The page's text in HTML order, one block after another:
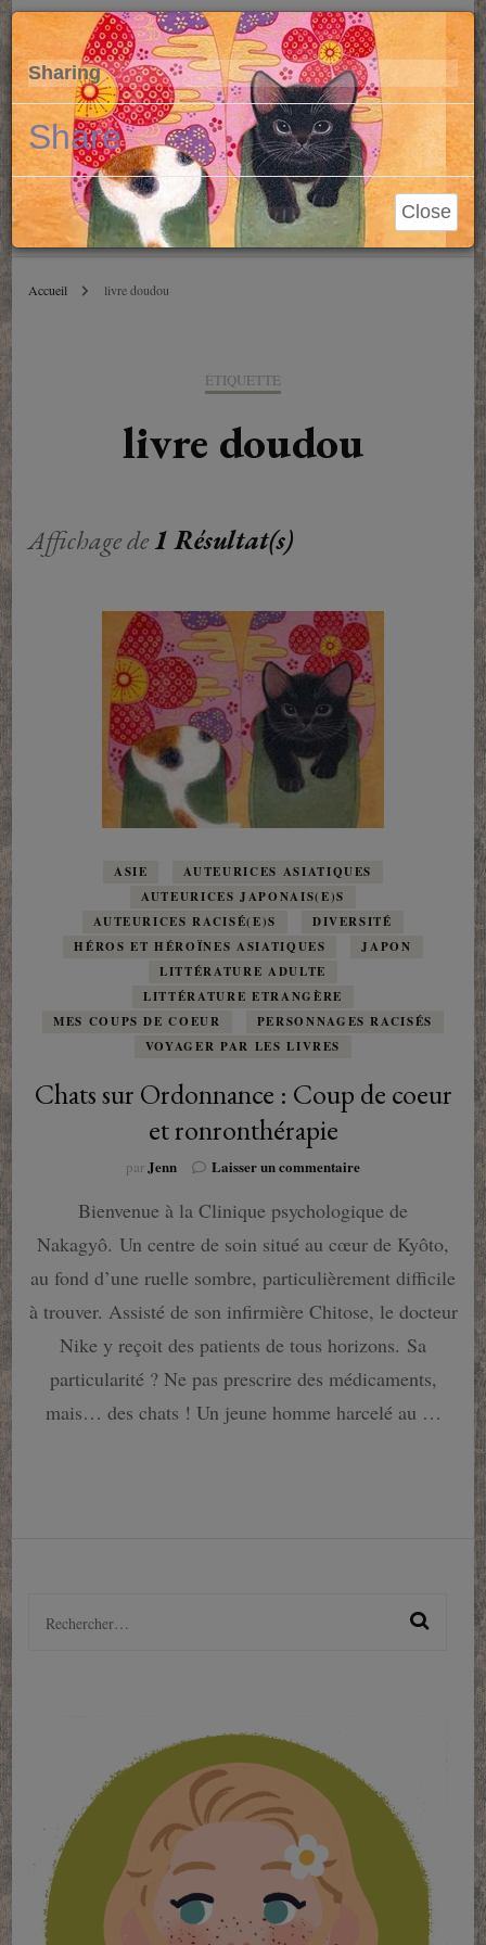
Parole de Libraire
Conseils et blablas depuis 2006
Accueil livre doudou
ÉTIQUETTE
livre doudou
Affichage de1 Résultat(s)
ASIE
AUTEURICES ASIATIQUES
AUTEURICES JAPONAIS(E)S
AUTEURICES RACISÉ(E)S
DIVERSITÉ
HÉROS ET HÉROÏNES ASIATIQUES
JAPON
LITTÉRATURE ADULTE
LITTÉRATURE ETRANGÈRE
MES COUPS DE COEUR
PERSONNAGES RACISÉS
VOYAGER PAR LES LIVRES
Chats sur Ordonnance : Coup de coeur
et ronronthérapie
parJenn Laisser un commentairesur
sur
:
Coup
coeur
et
Bienvenue à la Clinique psychologique de
Nakagyô. Un centre de soin situé au cœur de Kyôto,
au fond d’une ruelle sombre, particulièrement difficile
à trouver. Assisté de son infirmière Chitose, le docteur
Nike y reçoit des patients de tous horizons. Sa
particularité ? Ne pas prescrire des médicaments,
mais… des chats ! Un jeune homme harcelé au …
Rechercher :
×
Sharing
Share
Close